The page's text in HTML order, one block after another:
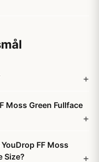
Moss Green Fullface
FF Moss
Size?